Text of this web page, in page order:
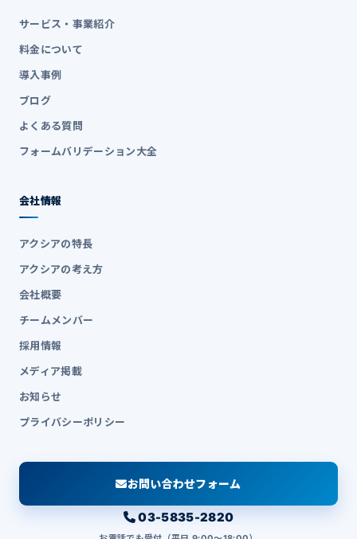
サービス・事業紹介
料金について
導入事例
ブログ
よくある質問
フォームバリデーション大全
会社情報
アクシアの特長
アクシアの考え方
会社概要
チームメンバー
採用情報
メディア掲載
お知らせ
プライバシーポリシー
お問い合わせフォーム
03-5835-2820